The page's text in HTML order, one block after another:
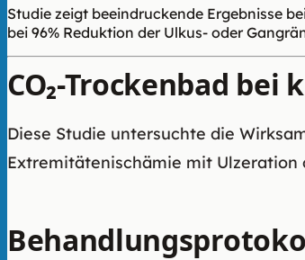
Studie zeigt beeindruckende Ergebnisse
bei 96% Reduktion der Ulkus- oder
CO₂-Trockenbad
Diese Studie untersuchte die
Extremitätenischämie mit Ulzeration